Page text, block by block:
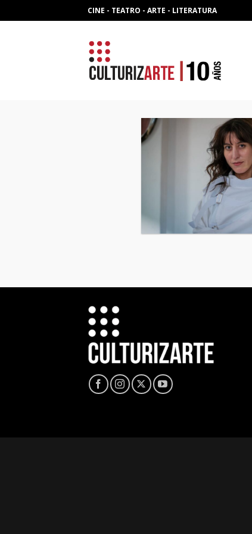
to
CINE - TEATRO - ARTE - LITERATURA